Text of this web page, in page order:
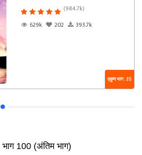
(984.7k)
629k
202 393.7k
एकूण भाग : 35
100 (अंतिम भाग)